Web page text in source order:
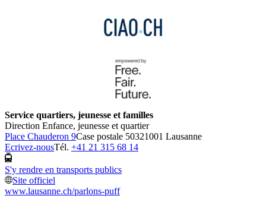
Service quartiers, jeunesse et familles
Direction Enfance, jeunesse et quartier
Place Chauderon 9Case postale 50321001 Lausanne
Ecrivez-nousTél. +41 21 315 68 14
S'y rendre en transports publics
Site officiel
www.lausanne.ch/parlons-puff